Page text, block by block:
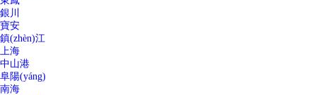
銀川
寶安
鎮(zhèn)江
上海
中山港
阜陽(yáng)
南海